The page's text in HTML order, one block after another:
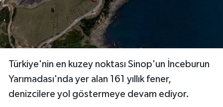
Türkiye'nin en kuzey noktası Sinop'un İnceburun
Yarımadası'nda yer alan 161 yıllık fener,
denizcilere yol göstermeye devam ediyor.